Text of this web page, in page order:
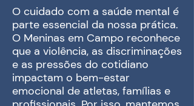
O cuidado com a saúde mental é
parte essencial da nossa prática.
O Meninas em Campo reconhece
que a violência, as discriminações
e as pressões do cotidiano
impactam o bem-estar
emocional de atletas, famílias e